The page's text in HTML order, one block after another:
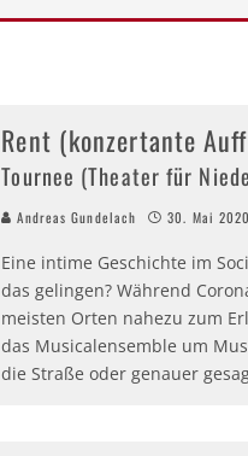
Rent (konzertante
Tournee (Theater für
Andreas Gundelach 30. Mai 2020
Eine intime Geschichte im
das gelingen? Während
meisten Orten nahezu zum
das Musicalensemble um
die Straße oder genauer